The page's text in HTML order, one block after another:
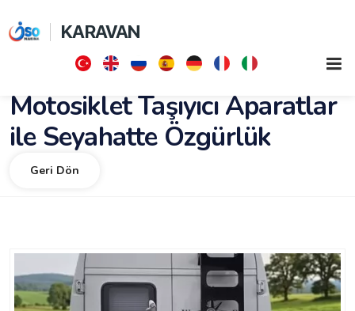
KARAVAN
Motosiklet Taşıyıcı Aparatlar
ile Seyahatte Özgürlük
Geri Dön